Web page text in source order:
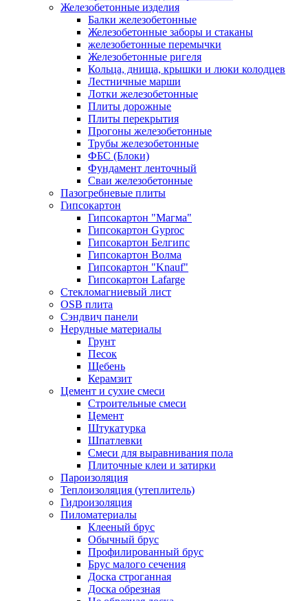
Железобетонные изделия
Балки железобетонные
Железобетонные заборы и стаканы
железобетонные перемычки
Железобетонные ригеля
Кольца, днища, крышки и люки колодцев
Лестничные марши
Лотки железобетонные
Плиты дорожные
Плиты перекрытия
Прогоны железобетонные
Трубы железобетонные
ФБС (Блоки)
Фундамент ленточный
Сваи железобетонные
Пазогребневые плиты
Гипсокартон
Гипсокартон "Магма"
Гипсокартон Gyproc
Гипсокартон Белгипс
Гипсокартон Волма
Гипсокартон "Knauf"
Гипсокартон Lafarge
Стекломагниевый лист
OSB плита
Сэндвич панели
Нерудные материалы
Грунт
Песок
Щебень
Керамзит
Цемент и сухие смеси
Строительные смеси
Цемент
Штукатурка
Шпатлевки
Смеси для выравнивания пола
Плиточные клеи и затирки
Пароизоляция
Теплоизоляция (утеплитель)
Гидроизоляция
Пиломатериалы
Клееный брус
Обычный брус
Профилированный брус
Брус малого сечения
Доска строганная
Доска обрезная